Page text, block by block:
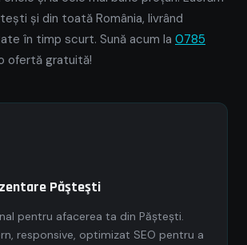
și din toată România, livrând
în timp scurt. Sună acum la 0785
ofertă gratuită!
Păşteşti
pentru afacerea ta din Păşteşti.
responsive, optimizat SEO pentru a